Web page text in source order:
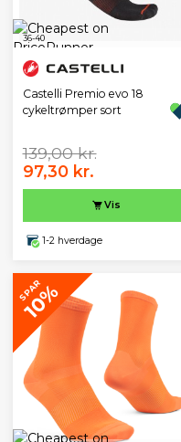
36-40
Castelli Premio evo 18
cykeltrømper sort
139,00 kr.
97,30 kr.
Vis
1-2 hverdage
SPAR
10%